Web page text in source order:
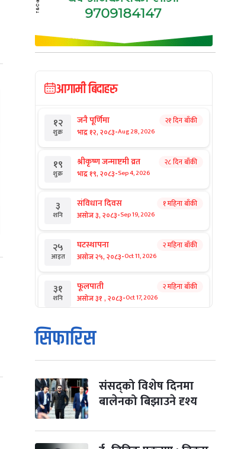
आगामी बिदाहरु
१२
शुक्र
जनै पूर्णिमा
भाद्र १२, २०८३-Aug 28, 2026
२१ दिन बाँकी
१९
शुक्र
श्रीकृष्ण जन्माष्टमी व्रत
भाद्र १९, २०८३-Sep 4, 2026
२८ दिन बाँकी
३
शनि
संविधान दिवस
असोज ३, २०८३-Sep 19, 2026
१ महिना बाँकी
२५
आइत
घटस्थापना
असोज २५, २०८३-Oct 11, 2026
२ महिना बाँकी
३१
शनि
फूलपाती
असोज ३१ , २०८३-Oct 17, 2026
२ महिना बाँकी
१
आइत
कार्तिक सङ्क्रान्ति
कार्तिक १, २०८३
मंगल कार्तिक ३, २०८३-Oct 20, 2026
४ विजयादशमी
कार्तिक ४, २०८३
सिफारिस
संसद्को विशेष दिनमा
बालेनको बिझाउने दृश्य